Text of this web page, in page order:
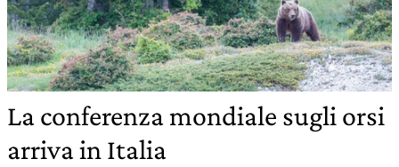
La conferenza mondiale sugli orsi
arriva in Italia